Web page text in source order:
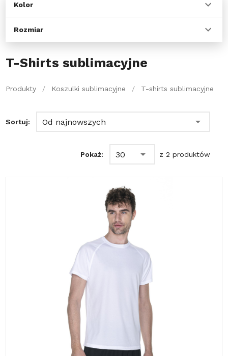
Kolor
Rozmiar
T-Shirts sublimacyjne
Produkty / Koszulki sublimacyjne / T-shirts sublimacyjne
Sortuj: Od najnowszych
Pokaż: 30 z 2 produktów